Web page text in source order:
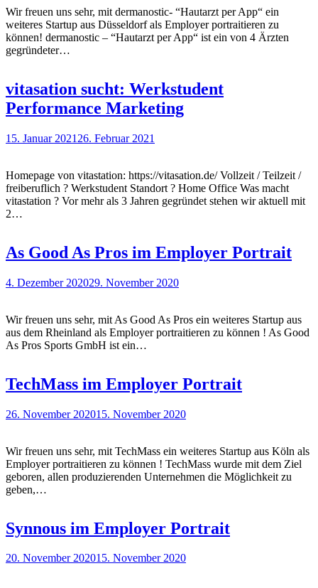
Wir freuen uns sehr, mit dermanostic- “Hautarzt per App“ ein
weiteres Startup aus Düsseldorf als Employer portraitieren zu
können! dermanostic – “Hautarzt per App“ ist ein von 4 Ärzten
gegründeter…
vitasation sucht: Werkstudent
Performance Marketing
15. Januar 2021 26. Februar 2021
Homepage von vitastation: https://vitasation.de/ Vollzeit / Teilzeit /
freiberuflich ? Werkstudent Standort ? Home Office Was macht
vitastation ? Vor mehr als 3 Jahren gegründet stehen wir aktuell mit
2…
As Good As Pros im Employer Portrait
4. Dezember 202029. November 2020
Wir freuen uns sehr, mit As Good As Pros ein weiteres Startup aus
aus dem Rheinland als Employer portraitieren zu können ! As Good
As Pros Sports GmbH ist ein…
TechMass im Employer Portrait
26. November 202015. November 2020
Wir freuen uns sehr, mit TechMass ein weiteres Startup aus Köln als
Employer portraitieren zu können ! TechMass wurde mit dem Ziel
geboren, allen produzierenden Unternehmen die Möglichkeit zu
geben,…
Synnous im Employer Portrait
20. November 202015. November 2020